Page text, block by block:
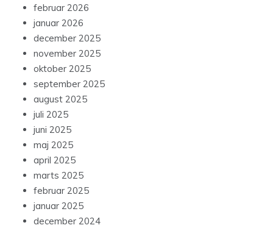
februar 2026
januar 2026
december 2025
november 2025
oktober 2025
september 2025
august 2025
juli 2025
juni 2025
maj 2025
april 2025
marts 2025
februar 2025
januar 2025
december 2024